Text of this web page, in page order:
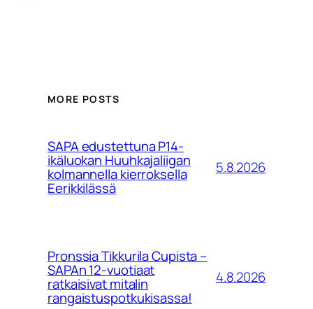
MORE POSTS
SAPA edustettuna P14-
ikäluokan Huuhkajaliigan
kolmannella kierroksella
Eerikkilässä
5.8.2026
Pronssia Tikkurila Cupista –
SAPAn 12-vuotiaat
ratkaisivat mitalin
rangaistuspotkukisassa!
4.8.2026